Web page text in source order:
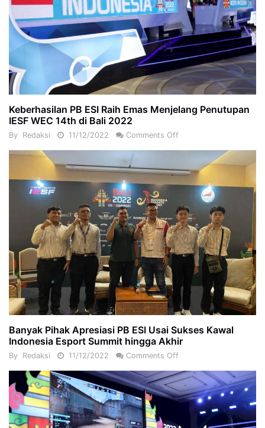
Keberhasilan PB ESI Raih Emas Menjelang Penutupan
IESF WEC 14th di Bali 2022
By Redaksi 11/12/2022 Comments Off
Banyak Pihak Apresiasi PB ESI Usai Sukses Kawal
Indonesia Esport Summit hingga Akhir
By Redaksi 11/12/2022 Comments Off